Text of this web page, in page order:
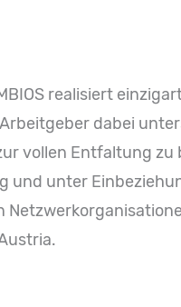
realisiert
dabei
vollen Entfaltung
und unter